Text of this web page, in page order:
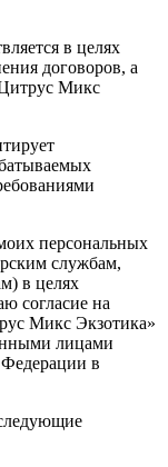
в целях
договоров, а
Микс
персональных
службам,
в целях
согласие на
Микс Экзотика»
лицами
Федерации в